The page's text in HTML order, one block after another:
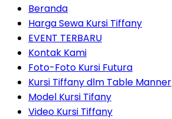
Beranda
Harga Sewa Kursi Tiffany
EVENT TERBARU
Kontak Kami
Foto-Foto Kursi Futura
Kursi Tiffany dlm Table Manner
Model Kursi Tifany
Video Kursi Tiffany